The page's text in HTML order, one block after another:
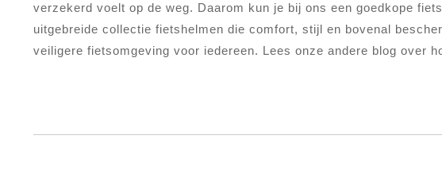
verzekerd voelt op de weg. Daarom kun je bij ons een goedkope
uitgebreide collectie fietshelmen die comfort, stijl en bovenal
veiligere fietsomgeving voor iedereen. Lees onze andere blog over